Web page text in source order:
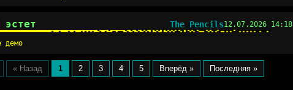
эстет The Pencils12.07.2026 14:18
демо
« Назад 1 2 3 4 5 Вперёд » Последняя »